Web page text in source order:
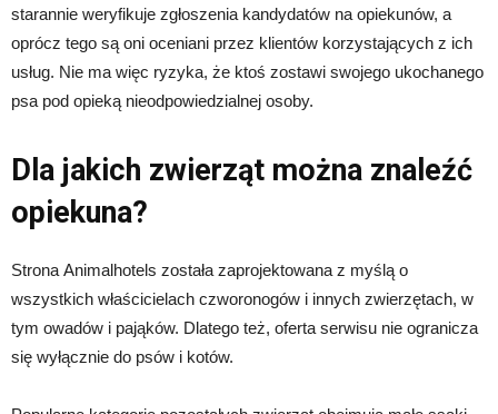
starannie weryfikuje zgłoszenia kandydatów na opiekunów, a
oprócz tego są oni oceniani przez klientów korzystających z ich
usług. Nie ma więc ryzyka, że ktoś zostawi swojego ukochanego
psa pod opieką nieodpowiedzialnej osoby.
Dla jakich zwierząt można znaleźć
opiekuna?
Strona Animalhotels została zaprojektowana z myślą o
wszystkich właścicielach czworonogów i innych zwierzętach, w
tym owadów i pająków. Dlatego też, oferta serwisu nie ogranicza
się wyłącznie do psów i kotów.